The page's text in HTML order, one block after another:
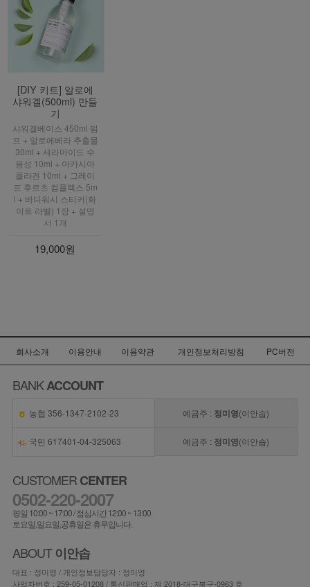
[DIY 키트] 알로에
샤워겔(500ml) 만들
기
샤워겔베이스 450ml 펌
프 + 알로에베라 추출물
30ml + 세라마이드 수
용성 10ml + 아카시아
콜라겐 10ml + 그레이
프 후르츠 컴플렉스 5m
l + 바디워시 스티커(화
이트 라벨) 1장 + 설명
서 1개
19,000원
회사소개 이용안내 이용약관 개인정보처리방침 PC버전
BANKACCOUNT
농협 356-1347-2102-23 예금주 : 정미영(이안솝)
국민 617401-04-325063 예금주 : 정미영(이안솝)
CUSTOMERCENTER
0502-220-2007
평일 10:00 ~ 17:00 / 점심시간 12:00 ~ 13:00
토요일,일요일,공휴일은 휴무입니다.
ABOUT이안솝
대표 : 정미영 / 개인정보담당자 : 정미영
사업자번호 : 259-05-01208 / 통신판매업 : 제 2018-대구북구-0963 호